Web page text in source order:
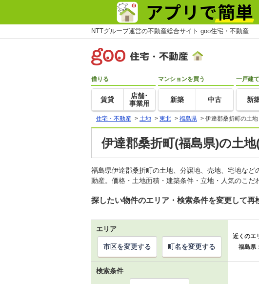
NTTグループ運営の不動産総合サイト goo住宅・不動産
借りる
賃貸
店舗･
事業用
マンションを買う
新築 中古
一戸建
新
住宅・不動産 > 土地 > 東北 > 福島県 > 伊達郡桑折町の土
伊達郡桑折町(福島県)の土
福島県伊達郡桑折町の土地、分譲地、売地、宅地な
動産。価格・土地面積・建築条件・立地・人気のこだ
探したい物件のエリア・検索条件を変更して再
エリア
近くのエ
福島県
市区を変更する 町名を変更する
検索条件